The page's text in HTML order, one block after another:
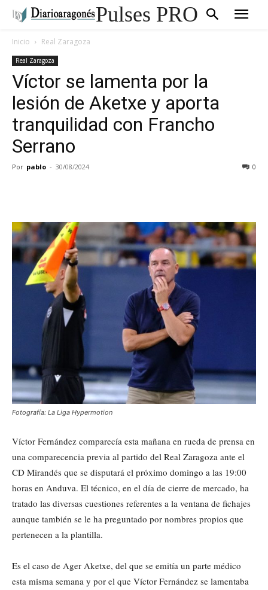
Pulses PRO
Inicio Real Zaragoza
Real Zaragoza
Víctor se lamenta por la
lesión de Aketxe y aporta
tranquilidad con Francho
Serrano
Por pablo - 30/08/2024 0
Fotografía: La Liga Hypermotion
Víctor Fernández comparecía esta mañana en rueda de prensa en
una comparecencia previa al partido del Real Zaragoza ante el
CD Mirandés que se disputará el próximo domingo a las 19:00
horas en Anduva. El técnico, en el día de cierre de mercado, ha
tratado las diversas cuestiones referentes a la ventana de fichajes
aunque también se le ha preguntado por nombres propios que
pertenecen a la plantilla.
Es el caso de Ager Aketxe, del que se emitía un parte médico
esta misma semana y por el que Víctor Fernández se lamentaba